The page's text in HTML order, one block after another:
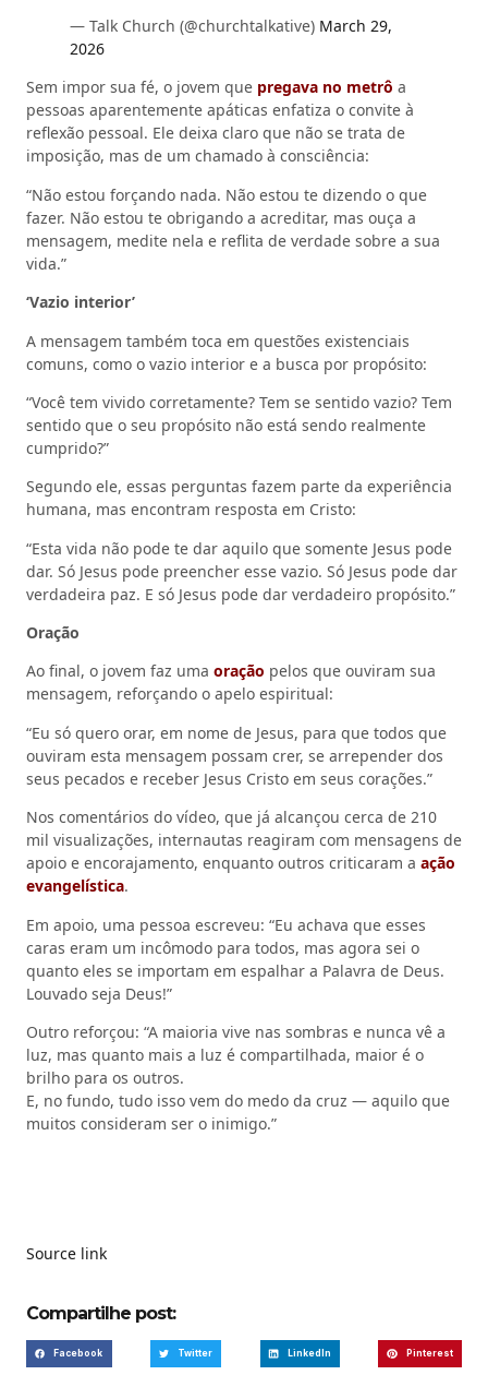
— Talk Church (@churchtalkative) March 29,
2026
Sem impor sua fé, o jovem que pregava no metrô a
pessoas aparentemente apáticas enfatiza o convite à
reflexão pessoal. Ele deixa claro que não se trata de
imposição, mas de um chamado à consciência:
“Não estou forçando nada. Não estou te dizendo o que
fazer. Não estou te obrigando a acreditar, mas ouça a
mensagem, medite nela e reflita de verdade sobre a sua
vida.”
‘Vazio interior’
A mensagem também toca em questões existenciais
comuns, como o vazio interior e a busca por propósito:
“Você tem vivido corretamente? Tem se sentido vazio? Tem
sentido que o seu propósito não está sendo realmente
cumprido?”
Segundo ele, essas perguntas fazem parte da experiência
humana, mas encontram resposta em Cristo:
“Esta vida não pode te dar aquilo que somente Jesus pode
dar. Só Jesus pode preencher esse vazio. Só Jesus pode dar
verdadeira paz. E só Jesus pode dar verdadeiro propósito.”
Oração
Ao final, o jovem faz uma oração pelos que ouviram sua
mensagem, reforçando o apelo espiritual:
“Eu só quero orar, em nome de Jesus, para que todos que
ouviram esta mensagem possam crer, se arrepender dos
seus pecados e receber Jesus Cristo em seus corações.”
Nos comentários do vídeo, que já alcançou cerca de 210
mil visualizações, internautas reagiram com mensagens de
apoio e encorajamento, enquanto outros criticaram a ação
evangelística.
Em apoio, uma pessoa escreveu: “Eu achava que esses
caras eram um incômodo para todos, mas agora sei o
quanto eles se importam em espalhar a Palavra de Deus.
Louvado seja Deus!”
Outro reforçou: “A maioria vive nas sombras e nunca vê a
luz, mas quanto mais a luz é compartilhada, maior é o
brilho para os outros.
E, no fundo, tudo isso vem do medo da cruz — aquilo que
muitos consideram ser o inimigo.”
Source link
Compartilhe post:
Facebook Twitter LinkedIn Pinterest